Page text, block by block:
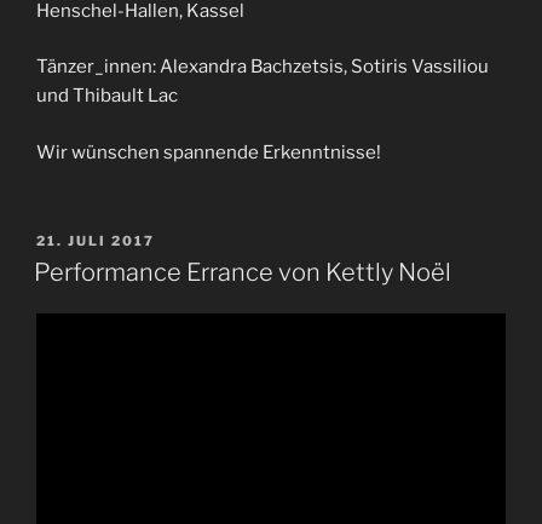
Henschel-Hallen, Kassel
Tänzer_innen: Alexandra Bachzetsis, Sotiris Vassiliou
und Thibault Lac
Wir wünschen spannende Erkenntnisse!
VERÖFFENTLICHT
AM
21. JULI 2017
Performance Errance von Kettly Noël